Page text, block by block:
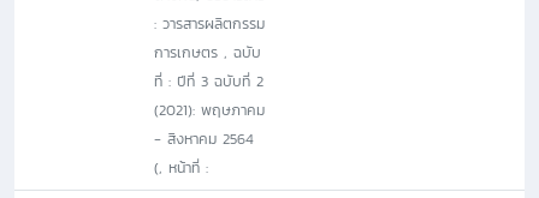
: วารสารผลิตกรรม
การเกษตร , ฉบับ
ที่ : ปีที่ 3 ฉบับที่ 2
(2021): พฤษภาคม
- สิงหาคม 2564
(, หน้าที่ :